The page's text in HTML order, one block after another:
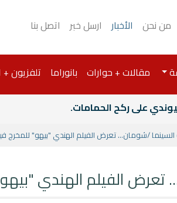
من نحن الأخبار ارسل خبر اتصل بنا
مقالات + حوارات بانوراما تلفزيون +
على ركح الحمامات.
السينما /شومان... تعرض الفيلم الهندي "بيهو" للمخرج
تعرض الفيلم الهندي